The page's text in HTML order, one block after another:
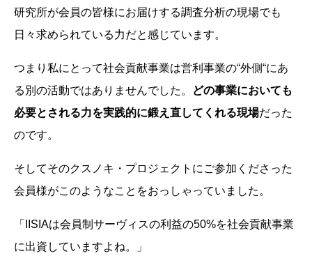
研究所が会員の皆様にお届けする調査分析の現場でも
日々求められている力だと感じています。
つまり私にとって社会貢献事業は営利事業の“外側“にあ
る別の活動ではありませんでした。
どの事業においても
必要とされる力を実践的に鍛え直してくれる現場だった
のです。
そしてそのクスノキ・プロジェクトにご参加くださった
会員様がこのようなことをおっしゃっていました。
「IISIAは会員制サーヴィスの利益の50%を社会貢献事業
に出資していますよね。」